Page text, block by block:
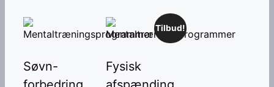
Søvn-
Tilbud!
Fysisk